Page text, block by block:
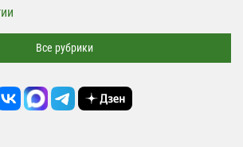
Все рубрики